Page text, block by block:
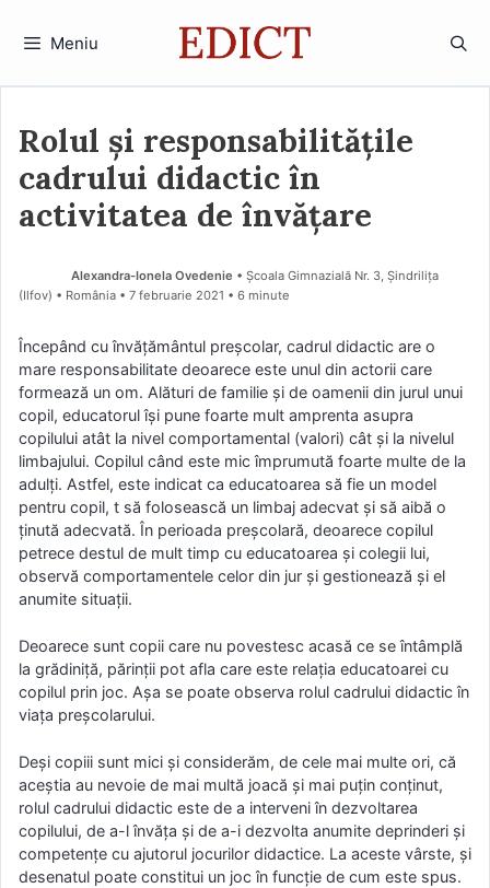
Meniu
Rolul și responsabilitățile
cadrului didactic în
activitatea de învățare
Alexandra-Ionela Ovedenie • Școala Gimnazială Nr. 3, Șindrilița
(Ilfov) • România
7 februarie 2021 • 6 minute
Începând cu învățământul preșcolar, cadrul didactic are o
mare responsabilitate deoarece este unul din actorii care
formează un om. Alături de familie și de oamenii din jurul unui
copil, educatorul își pune foarte mult amprenta asupra
copilului atât la nivel comportamental (valori) cât și la nivelul
limbajului. Copilul când este mic împrumută foarte multe de la
adulți. Astfel, este indicat ca educatoarea să fie un model
pentru copil, t să folosească un limbaj adecvat și să aibă o
ținută adecvată. În perioada preșcolară, deoarece copilul
petrece destul de mult timp cu educatoarea și colegii lui,
observă comportamentele celor din jur și gestionează și el
anumite situații.
Deoarece sunt copii care nu povestesc acasă ce se întâmplă
la grădiniță, părinții pot afla care este relația educatoarei cu
copilul prin joc. Așa se poate observa rolul cadrului didactic în
viața preșcolarului.
Deși copiii sunt mici și considerăm, de cele mai multe ori, că
aceștia au nevoie de mai multă joacă și mai puțin conținut,
rolul cadrului didactic este de a interveni în dezvoltarea
copilului, de a-l învăța și de a-i dezvolta anumite deprinderi și
competențe cu ajutorul jocurilor didactice. La aceste vârste, și
desenatul poate constitui un joc în funcție de cum este spus.